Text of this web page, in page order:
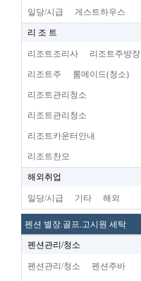
일당/시급 게스트하우스
리 조 트
리조트조리사 리조트주방장
리조트주 룸메이드(청소)
리조트관리청소
리조트관리청소
리조트카운터안내
리조트찬모
해외취업
일당/시급 기타 해외
펜션 별장.골프.고시원 세탁
펜션관리/청소
펜션관리/청소 펜션주바